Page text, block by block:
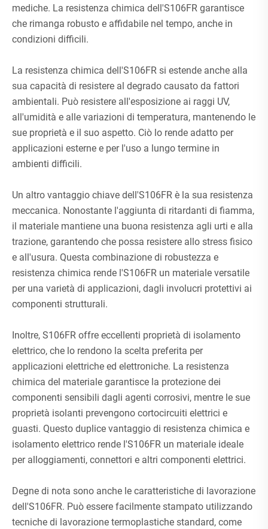
mediche. La resistenza chimica dell'S106FR garantisce
che rimanga robusto e affidabile nel tempo, anche in
condizioni difficili.
La resistenza chimica dell'S106FR si estende anche alla
sua capacità di resistere al degrado causato da fattori
ambientali. Può resistere all'esposizione ai raggi UV,
all'umidità e alle variazioni di temperatura, mantenendo le
sue proprietà e il suo aspetto. Ciò lo rende adatto per
applicazioni esterne e per l'uso a lungo termine in
ambienti difficili.
Un altro vantaggio chiave dell'S106FR è la sua resistenza
meccanica. Nonostante l'aggiunta di ritardanti di fiamma,
il materiale mantiene una buona resistenza agli urti e alla
trazione, garantendo che possa resistere allo stress fisico
e all'usura. Questa combinazione di robustezza e
resistenza chimica rende l'S106FR un materiale versatile
per una varietà di applicazioni, dagli involucri protettivi ai
componenti strutturali.
Inoltre, S106FR offre eccellenti proprietà di isolamento
elettrico, che lo rendono la scelta preferita per
applicazioni elettriche ed elettroniche. La resistenza
chimica del materiale garantisce la protezione dei
componenti sensibili dagli agenti corrosivi, mentre le sue
proprietà isolanti prevengono cortocircuiti elettrici e
guasti. Questo duplice vantaggio di resistenza chimica e
isolamento elettrico rende l'S106FR un materiale ideale
per alloggiamenti, connettori e altri componenti elettrici.
Degne di nota sono anche le caratteristiche di lavorazione
dell'S106FR. Può essere facilmente stampato utilizzando
tecniche di lavorazione termoplastiche standard, come